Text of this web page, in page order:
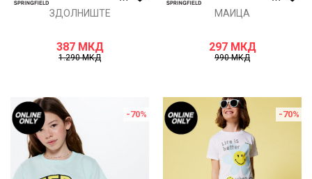
ЗДОЛНИШТЕ
387 МКД
1.290МКД
МАИЦА
297 МКД
990МКД
-70% -70%